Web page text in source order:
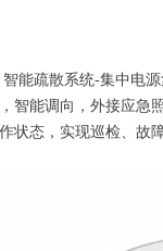
疏散系统-集中电源
智能调向，外接应
状态，实现巡检、故